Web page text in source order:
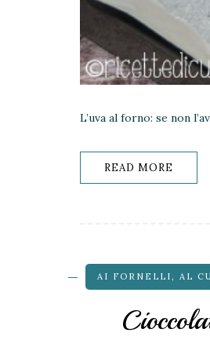
L’uva al forno: se non
READ MORE
AI FORNELLI , AL